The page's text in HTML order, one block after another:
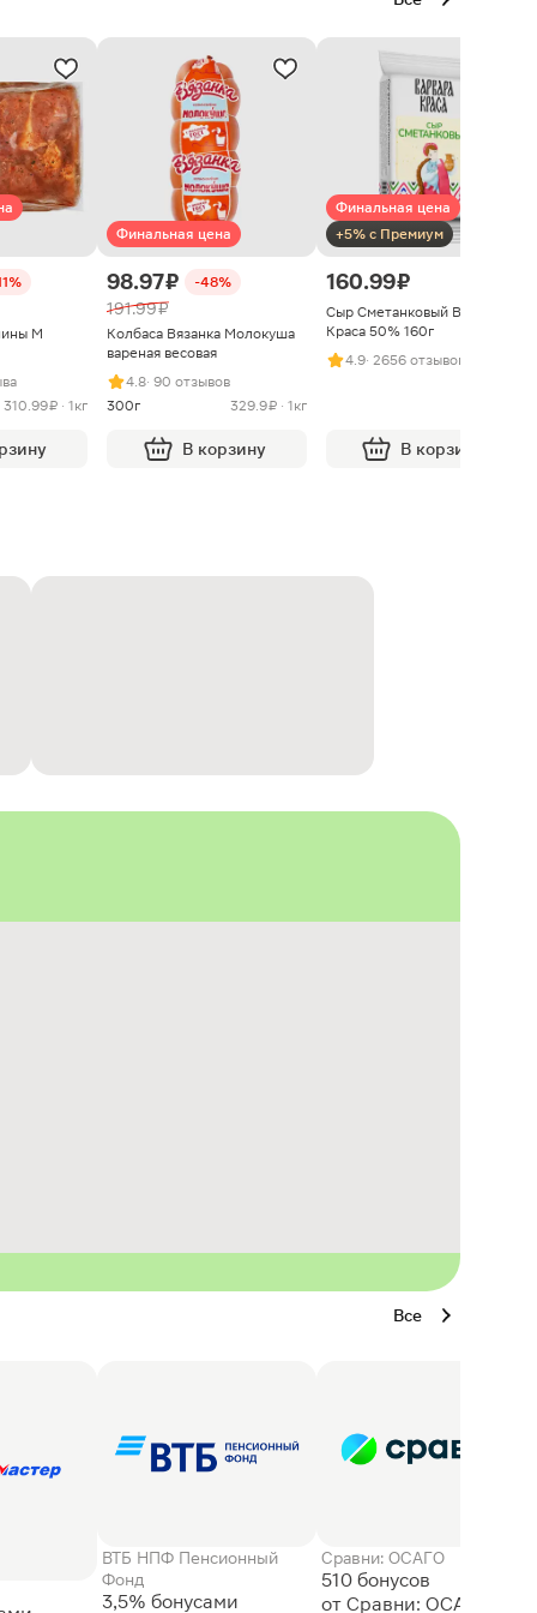
М
310.99 ₽ · 1кг
Финальная цена
98.97 ₽ -48%
191.99 ₽
Колбаса Вязанка Молокуша
вареная весовая
4.8· 90 отзывов
300г
329.9 ₽ · 1кг
В корзину
Финальная цена
+5% с Премиум
160.99 ₽
Сыр Сметанковый Варвара
Краса 50% 160г
4.9· 2656 отзывов
В корзину
Все
ВТБ НПФ Пенсионный
Фонд
3,5% бонусами
Сравни: ОСАГО
510 бонусов